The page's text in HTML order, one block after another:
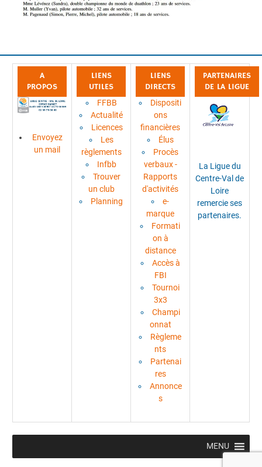
A
PROPOS
Envoyez
un mail
LIENS
UTILES
FFBB
Actualité
Licences
Les
règlements
Infbb
Trouver
un club
Planning
LIENS
DIRECTS
Dispositi
ons
financières
Élus
Procès
verbaux -
Rapports
d'activités
e-
marque
Formati
on à
distance
Accès à
FBI
Tournoi
3x3
Champi
onnat
Règleme
nts
Partenai
res
Annonce
s
PARTENAIRES
DE LA LIGUE
La Ligue du
Centre-Val de
Loire
remercie ses
partenaires.
MENU